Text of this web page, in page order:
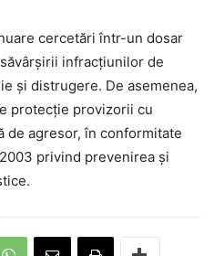
cercetări într-un dosar
infracțiunilor de
și distrugere. De asemenea,
protecție provizorii cu
de agresor, în conformitate
privind prevenirea și